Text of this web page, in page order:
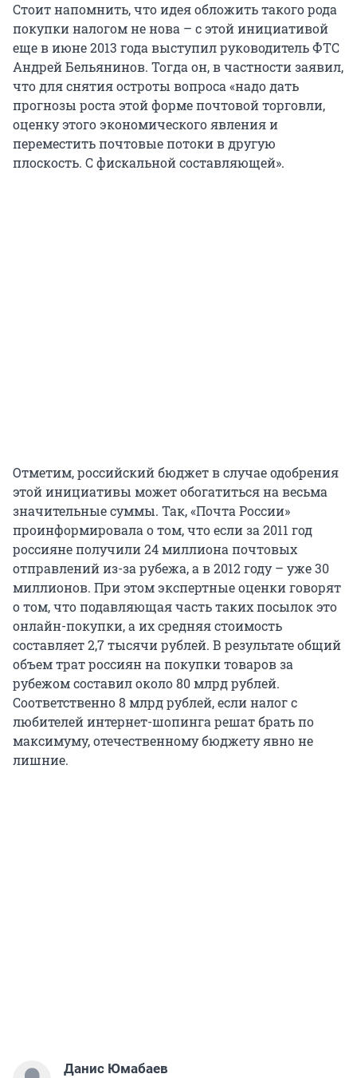
Стоит напомнить, что идея обложить такого рода
покупки налогом не нова – с этой инициативой
еще в июне 2013 года выступил руководитель ФТС
Андрей Бельянинов. Тогда он, в частности заявил,
что для снятия остроты вопроса «надо дать
прогнозы роста этой форме почтовой торговли,
оценку этого экономического явления и
переместить почтовые потоки в другую
плоскость. С фискальной составляющей».
Отметим, российский бюджет в случае одобрения
этой инициативы может обогатиться на весьма
значительные суммы. Так, «Почта России»
проинформировала о том, что если за 2011 год
россияне получили 24 миллиона почтовых
отправлений из-за рубежа, а в 2012 году – уже 30
миллионов. При этом экспертные оценки говорят
о том, что подавляющая часть таких посылок это
онлайн-покупки, а их средняя стоимость
составляет 2,7 тысячи рублей. В результате общий
объем трат россиян на покупки товаров за
рубежом составил около 80 млрд рублей.
Соответственно 8 млрд рублей, если налог с
любителей интернет-шопинга решат брать по
максимуму, отечественному бюджету явно не
лишние.
Данис Юмабаев